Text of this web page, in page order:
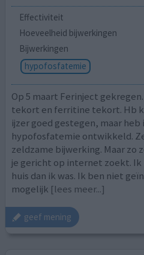
Effectiviteit
Hoeveelheid bijwerkingen
Bijwerkingen
hypofosfatemie
Op 5 maart Ferinject
tekort en ferritine tekort. Hb
ijzer goed gestegen, maar
hypofosfatemie ontwikkeld.
zeldzame bijwerking. Maar zo
je gericht op internet zoekt. Ik
huis dan ik was. Ik ben niet
mogelijk [lees meer...]
geef mening